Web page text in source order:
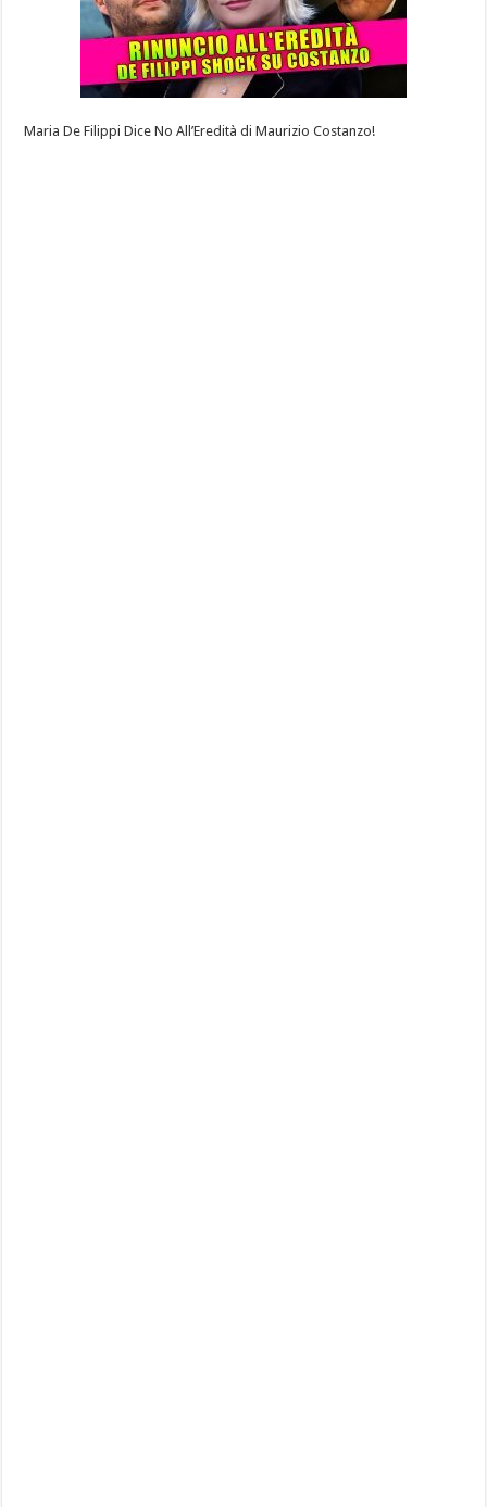
Maria De Filippi Dice No All’Eredità di Maurizio Costanzo!